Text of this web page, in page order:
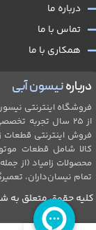
دربارهنیسون آبی
فروشگاه اینترنتی
از ۲۵ سال تجربه
کالا شامل قطعات
محصولات زامیاد (از
تمام نیسان‌داران،
درباره ما
تماس با ما
همکاری با ما
کلیه حقوق متعلق به